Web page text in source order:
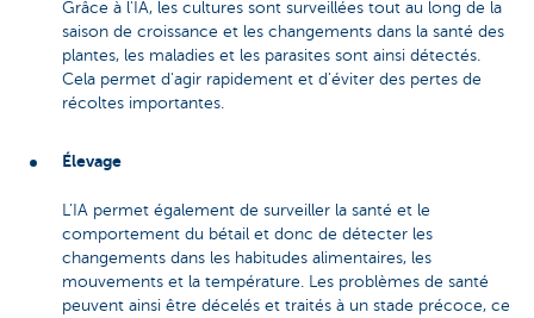
Grâce à l'IA, les cultures sont surveillées tout au long de la
saison de croissance et les changements dans la santé des
plantes, les maladies et les parasites sont ainsi détectés.
Cela permet d'agir rapidement et d'éviter des pertes de
récoltes importantes.
Élevage
L’IA permet également de surveiller la santé et le
comportement du bétail et donc de détecter les
changements dans les habitudes alimentaires, les
mouvements et la température. Les problèmes de santé
peuvent ainsi être décelés et traités à un stade précoce, ce